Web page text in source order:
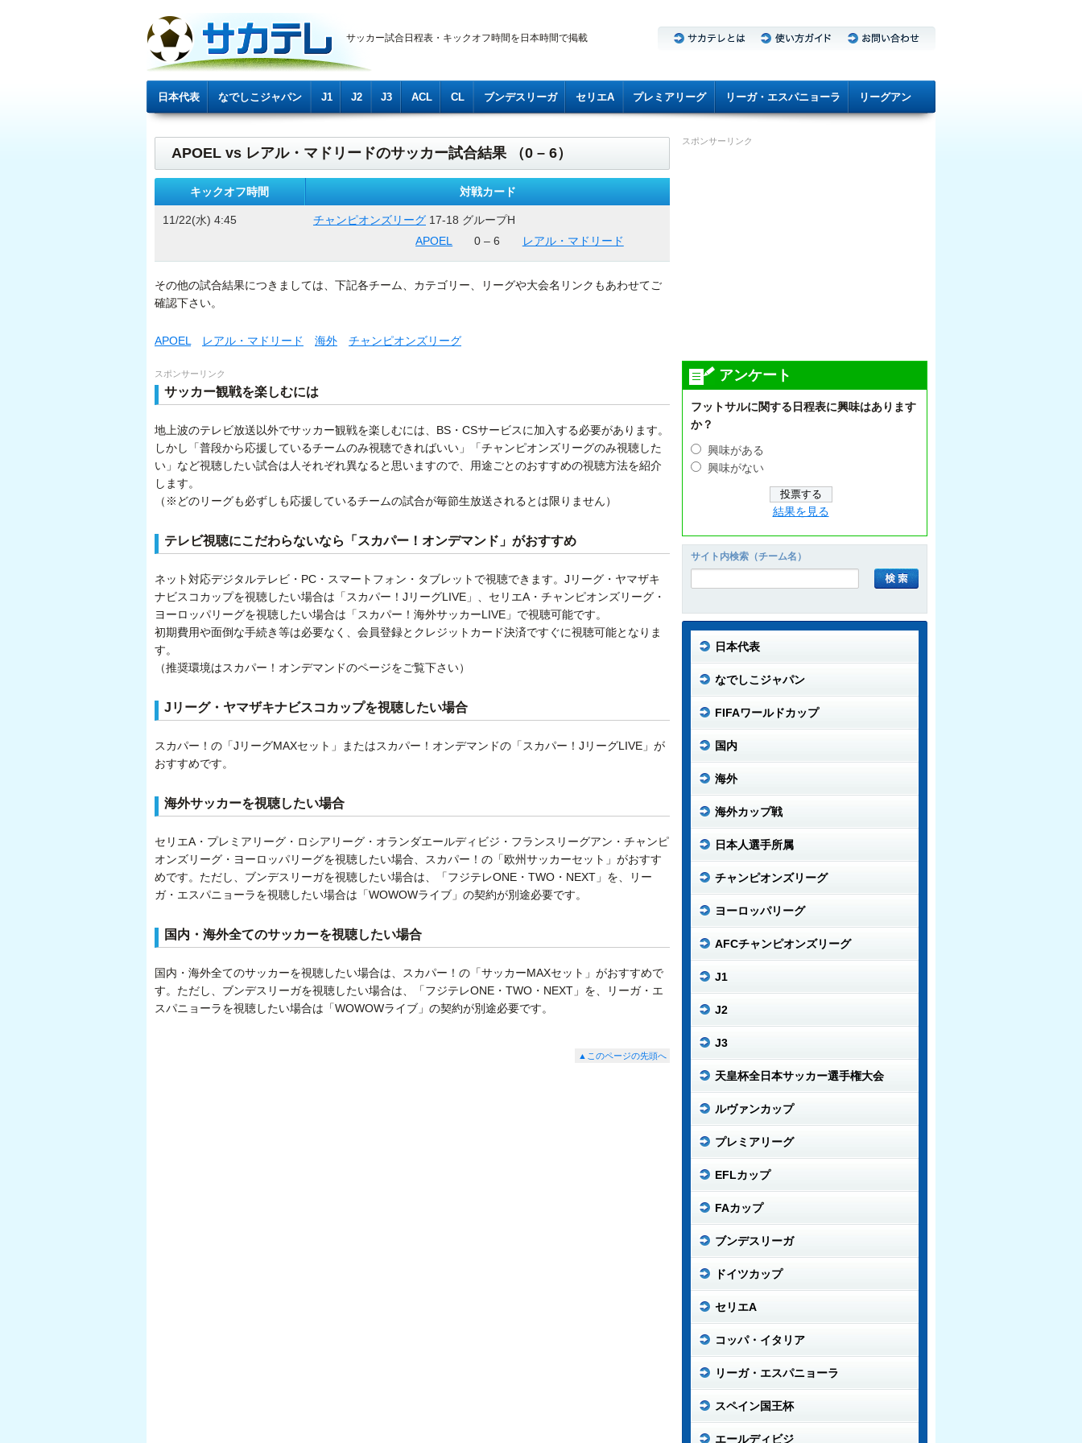
サッカー試合日程表・キックオフ時間を日本時間で掲載
日本代表 なでしこジャパン J1 J2 J3 ACL CL ブンデスリーガ セリエA プレミアリーグ リーガ・エスパニョーラ リーグアン
APOEL vs レアル・マドリードのサッカー試合結果 （0 – 6）
キックオフ時間 対戦カード
11/22(水) 4:45 チャンピオンズリーグ 17-18 グループH
APOEL
0 – 6 レアル・マドリード
その他の試合結果につきましては、下記各チーム、カテゴリー、リーグや大会名リンクもあわせてご
確認下さい。
APOEL レアル・マドリード 海外 チャンピオンズリーグ
スポンサーリンク
サッカー観戦を楽しむには
地上波のテレビ放送以外でサッカー観戦を楽しむには、BS・CSサービスに加入する必要があります。
しかし「普段から応援しているチームのみ視聴できればいい」「チャンピオンズリーグのみ視聴した
い」など視聴したい試合は人それぞれ異なると思いますので、用途ごとのおすすめの視聴方法を紹介
します。
（※どのリーグも必ずしも応援しているチームの試合が毎節生放送されるとは限りません）
テレビ視聴にこだわらないなら「スカパー！オンデマンド」がおすすめ
ネット対応デジタルテレビ・PC・スマートフォン・タブレットで視聴できます。Jリーグ・ヤマザキ
ナビスコカップを視聴したい場合は「スカパー！JリーグLIVE」、セリエA・チャンピオンズリーグ・
ヨーロッパリーグを視聴したい場合は「スカパー！海外サッカーLIVE」で視聴可能です。
初期費用や面倒な手続き等は必要なく、会員登録とクレジットカード決済ですぐに視聴可能となりま
す。
（推奨環境はスカパー！オンデマンドのページをご覧下さい）
Jリーグ・ヤマザキナビスコカップを視聴したい場合
スカパー！の「JリーグMAXセット」またはスカパー！オンデマンドの「スカパー！JリーグLIVE」が
おすすめです。
海外サッカーを視聴したい場合
セリエA・プレミアリーグ・ロシアリーグ・オランダエールディビジ・フランスリーグアン・チャンピ
オンズリーグ・ヨーロッパリーグを視聴したい場合、スカパー！の「欧州サッカーセット」がおすす
めです。ただし、ブンデスリーガを視聴したい場合は、「フジテレONE・TWO・NEXT」を、リー
ガ・エスパニョーラを視聴したい場合は「WOWOWライブ」の契約が別途必要です。
国内・海外全てのサッカーを視聴したい場合
国内・海外全てのサッカーを視聴したい場合は、スカパー！の「サッカーMAXセット」がおすすめで
す。ただし、ブンデスリーガを視聴したい場合は、「フジテレONE・TWO・NEXT」を、リーガ・エ
スパニョーラを視聴したい場合は「WOWOWライブ」の契約が別途必要です。
▲このページの先頭へ
スポンサーリンク
アンケート
フットサルに関する日程表に興味はあります
か？
興味がある
興味がない
結果を見る
サイト内検索（チーム名）
日本代表
なでしこジャパン
FIFAワールドカップ
国内
海外
海外カップ戦
日本人選手所属
チャンピオンズリーグ
ヨーロッパリーグ
AFCチャンピオンズリーグ
J1
J2
J3
天皇杯全日本サッカー選手権大会
ルヴァンカップ
プレミアリーグ
EFLカップ
FAカップ
ブンデスリーガ
ドイツカップ
セリエA
コッパ・イタリア
リーガ・エスパニョーラ
スペイン国王杯
エールディビジ